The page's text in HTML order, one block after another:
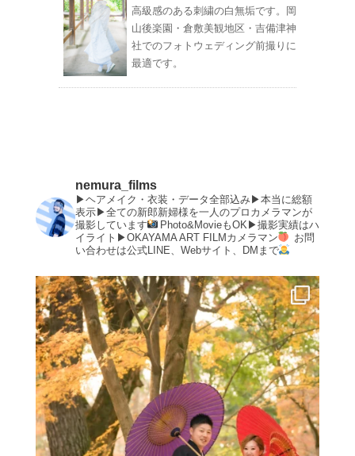
高級感のある刺繍の白無垢です。岡
山後楽園・倉敷美観地区・吉備津神
社でのフォトウェディング前撮りに
最適です。
nemura_films
▶︎ヘアメイク・衣装・データ全部込み▶︎本当に総額
表示▶︎全ての新郎新婦様を一人のプロカメラマンが
撮影しています
Photo&MovieもOK▶︎撮影実績はハ
イライト▶︎OKAYAMA ART FILMカメラマン
お問
い合わせは公式LINE、Webサイト、DMまで